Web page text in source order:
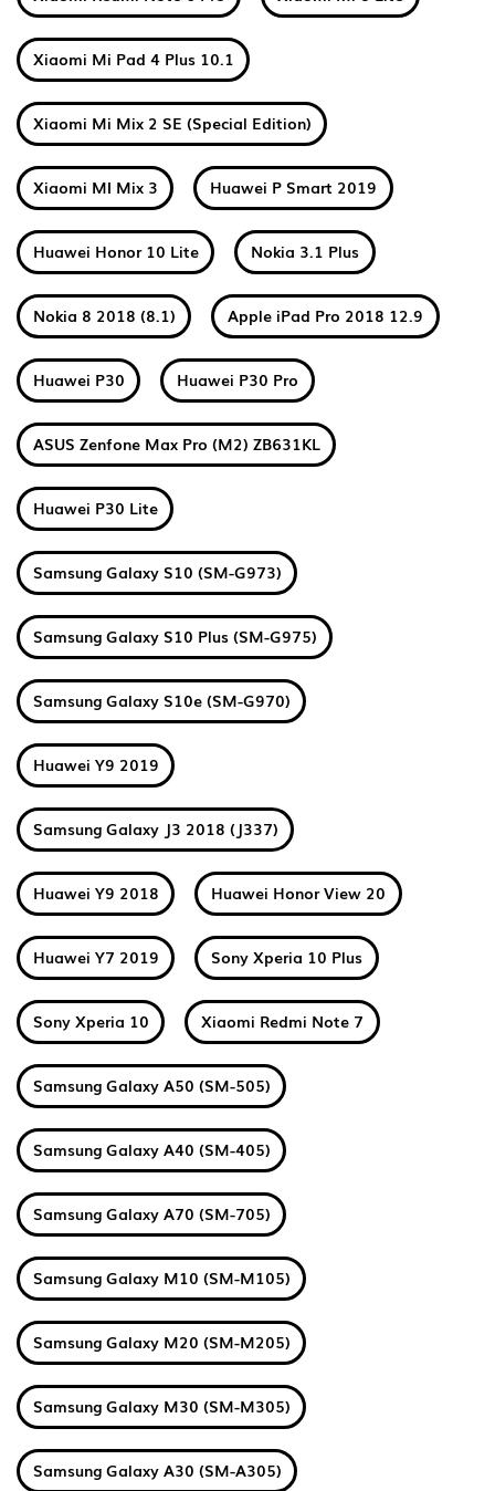
Xiaomi Mi Pad 4 Plus 10.1
Xiaomi Mi Mix 2 SE (Special Edition)
Xiaomi MI Mix 3 Huawei P Smart 2019
Huawei Honor 10 Lite Nokia 3.1 Plus
Nokia 8 2018 (8.1) Apple iPad Pro 2018 12.9
Huawei P30 Huawei P30 Pro
ASUS Zenfone Max Pro (M2) ZB631KL
Huawei P30 Lite
Samsung Galaxy S10 (SM-G973)
Samsung Galaxy S10 Plus (SM-G975)
Samsung Galaxy S10e (SM-G970)
Huawei Y9 2019
Samsung Galaxy J3 2018 (J337)
Huawei Y9 2018 Huawei Honor View 20
Huawei Y7 2019 Sony Xperia 10 Plus
Sony Xperia 10 Xiaomi Redmi Note 7
Samsung Galaxy A50 (SM-505)
Samsung Galaxy A40 (SM-405)
Samsung Galaxy A70 (SM-705)
Samsung Galaxy M10 (SM-M105)
Samsung Galaxy M20 (SM-M205)
Samsung Galaxy M30 (SM-M305)
Samsung Galaxy A30 (SM-A305)